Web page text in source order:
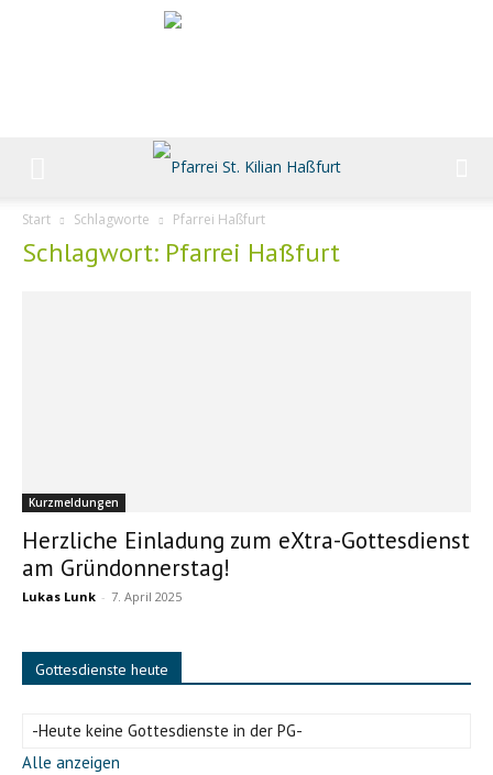
Start Schlagworte Pfarrei Haßfurt
Schlagwort: Pfarrei Haßfurt
Kurzmeldungen
Herzliche Einladung zum eXtra-Gottesdienst
am Gründonnerstag!
Lukas Lunk - 7. April 2025
Gottesdienste heute
-Heute keine Gottesdienste in der PG-
Alle anzeigen